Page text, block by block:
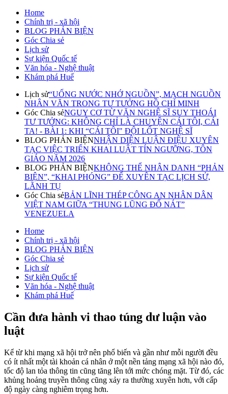
Home
Chính trị - xã hội
BLOG PHẢN BIỆN
Góc Chia sẻ
Lịch sử
Sự kiện Quốc tế
Văn hóa - Nghệ thuật
Khám phá Huế
Lịch sử“UỐNG NƯỚC NHỚ NGUỒN”, MẠCH NGUỒN
NHÂN VĂN TRONG TƯ TƯỞNG HỒ CHÍ MINH
Góc Chia sẻNGUY CƠ TỪ VĂN NGHỆ SĨ SUY THOÁI
TƯ TƯỞNG: KHÔNG CHỈ LÀ CHUYỆN CÁI TÔI, CÁI
TA! - BÀI 1: KHI “CÁI TÔI" ĐỘI LỐT NGHỆ SĨ
BLOG PHẢN BIỆNNHẬN DIỆN LUẬN ĐIỆU XUYÊN
TẠC VIỆC TRIỂN KHAI LUẬT TÍN NGƯỠNG, TÔN
GIÁO NĂM 2026
BLOG PHẢN BIỆNKHÔNG THỂ NHÂN DANH “PHẢN
BIỆN”, “KHAI PHÓNG” ĐỂ XUYÊN TẠC LỊCH SỬ,
LÃNH TỤ
Góc Chia sẻBẢN LĨNH THÉP CÔNG AN NHÂN DÂN
VIỆT NAM GIỮA “THUNG LŨNG ĐỔ NÁT”
VENEZUELA
Home
Chính trị - xã hội
BLOG PHẢN BIỆN
Góc Chia sẻ
Lịch sử
Sự kiện Quốc tế
Văn hóa - Nghệ thuật
Khám phá Huế
Cần đưa hành vi thao túng dư luận vào
luật
Kể từ khi mạng xã hội trở nên phổ biến và gần như mỗi người đều
có ít nhất một tài khoản cá nhân ở một nền tảng mạng xã hội nào đó,
tốc độ lan tỏa thông tin cũng tăng lên tới mức chóng mặt. Từ đó, các
khủng hoảng truyền thông cũng xảy ra thường xuyên hơn, với cấp
độ ngày càng nghiêm trọng hơn.